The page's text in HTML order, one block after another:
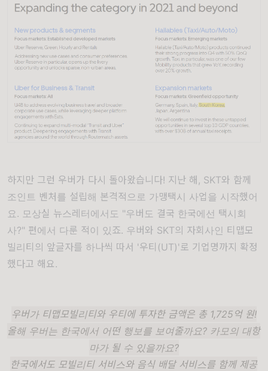
하지만 그런 우버가 다시 돌아왔습니다! 지난 해, SKT와 함께
조인트 벤처를 설립해 본격적으로 가맹택시 사업을 시작했어
요. 모상실 뉴스레터에서도 "우버도 결국 한국에선 택시회
사?" 편에서 다룬 적이 있죠. 우버와 SKT의 자회사인 티맵모
빌리티의 앞글자를 하나씩 따서 '우티(UT)'로 기업명까지 확정
했다고 해요.
우버가 티맵모빌리티와 우티에 투자한 금액은 총 1,725억 원!
올해 우버는 한국에서 어떤 행보를 보여줄까요? 카모의 대항
마가 될 수 있을까요?
한국에서도 모빌리티 서비스와 음식 배달 서비스를 함께 제공